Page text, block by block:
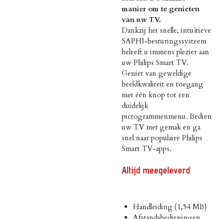
manier om te genieten
van uw TV.
Dankzij het snelle, intuïtieve
SAPHI-besturingssysteem
beleeft u immens plezier aan
uw Philips Smart TV.
Geniet van geweldige
beeldkwaliteit en toegang
met één knop tot een
duidelijk
pictogrammenmenu. Bedien
uw TV met gemak en ga
snel naar populaire Philips
Smart TV-apps.
Altijd meegeleverd
Handleiding (1,54 MB)